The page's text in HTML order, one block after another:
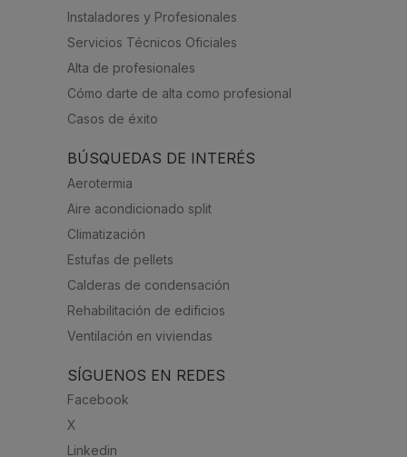
Instaladores y Profesionales
Servicios Técnicos Oficiales
Alta de profesionales
Cómo darte de alta como profesional
Casos de éxito
BÚSQUEDAS DE INTERÉS
Aerotermia
Aire acondicionado split
Climatización
Estufas de pellets
Calderas de condensación
Rehabilitación de edificios
Ventilación en viviendas
SÍGUENOS EN REDES
Facebook
X
Linkedin